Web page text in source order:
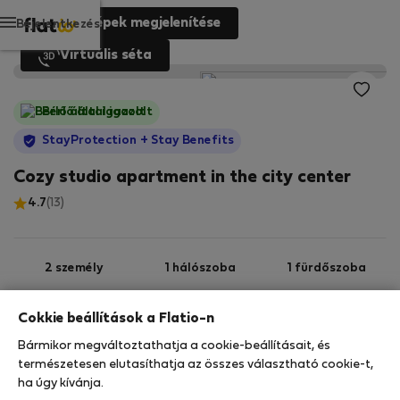
Bejelentkezés
Fényképek megjelenítése
Virtuális séta
Bérlő által igazolt
StayProtection + Stay Benefits
Cozy studio apartment in the city center
4.7(13)
2 személy 1 hálószoba 1 fürdőszoba
StayProtection
Cokkie beállítások a Flatio-n
Bármikor megváltoztathatja a cookie-beállításait, és
természetesen elutasíthatja az összes választható cookie-t,
ha úgy kívánja.